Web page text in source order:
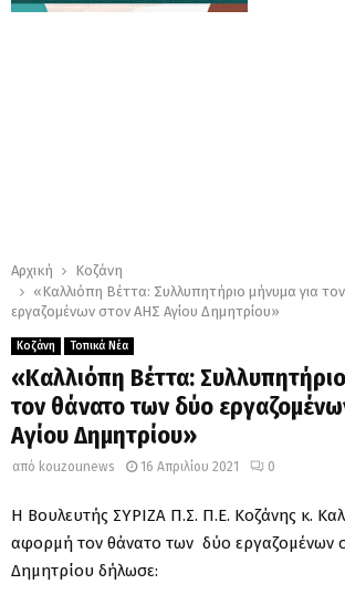
Αρχική
Κοζάνη
«Καλλιόπη Βέττα: Συλλυπητήριο μήνυμα για
εργαζομένων στον ΑΗΣ Αγίου Δημητρίου»
Κοζάνη Τοπικά Νέα
«Καλλιόπη Βέττα:
τον θάνατο των δύο
Αγίου Δημητρίου»
από kouzounews 16 Απριλίου 2021 0
Η Βουλευτής ΣΥΡΙΖΑ Π.Σ. Π.Ε. Κοζάνης κ.
αφορμή τον θάνατο των δύο εργαζομένων
Δημητρίου δήλωσε: